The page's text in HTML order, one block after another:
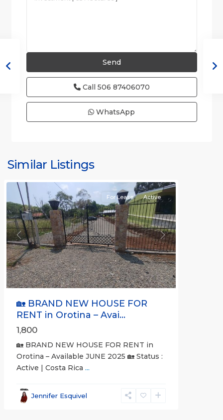
Call 506 87406070
WhatsApp
Similar Listings
(Province)
Previous Next
For Lease Active
🏡 BRAND NEW HOUSE FOR
RENT in Orotina – Avai...
1,800
🏡 BRAND NEW HOUSE FOR RENT in
Orotina – Available JUNE 2025 🏡 Status :
Active | Costa Rica ...
Jennifer Esquivel
Alajuela
(Province)